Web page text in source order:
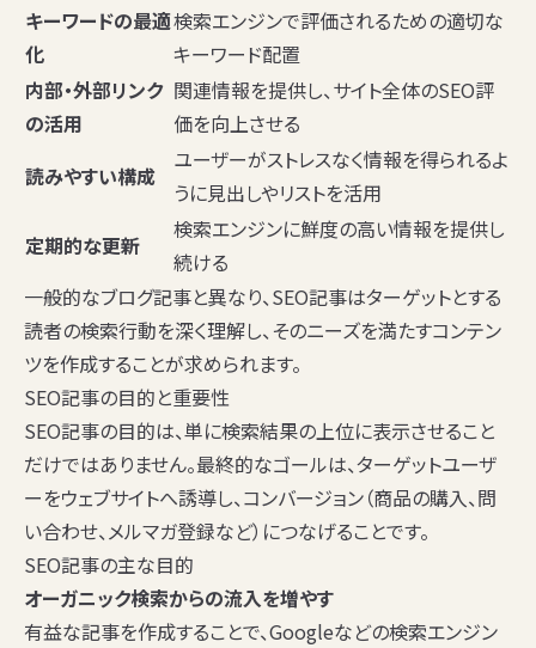
キーワードの最適
化
検索エンジンで評価されるための適切な
キーワード配置
内部・外部リンク
の活用
関連情報を提供し、サイト全体のSEO評
価を向上させる
読みやすい構成
ユーザーがストレスなく情報を得られるよ
うに見出しやリストを活用
定期的な更新
検索エンジンに鮮度の高い情報を提供し
続ける
一般的なブログ記事と異なり、SEO記事はターゲットとする
読者の検索行動を深く理解し、そのニーズを満たすコンテン
ツを作成することが求められます。
SEO記事の目的と重要性
SEO記事の目的は、単に検索結果の上位に表示させること
だけではありません。最終的なゴールは、ターゲットユーザ
ーをウェブサイトへ誘導し、コンバージョン（商品の購入、問
い合わせ、メルマガ登録など）につなげることです。
SEO記事の主な目的
オーガニック検索からの流入を増やす
有益な記事を作成することで、Googleなどの検索エンジン